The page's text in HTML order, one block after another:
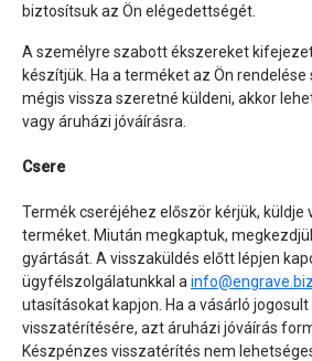
biztosítsuk az Ön elégedettségét.
A személyre szabott ékszereket
készítjük. Ha a terméket az Ön
mégis vissza szeretné küldeni, akkor
vagy áruházi jóváírásra.
Csere
Termék cseréjéhez először kérjük, küldje
terméket. Miután megkaptuk,
gyártását. A visszaküldés előtt lépjen
ügyfélszolgálatunkkal a info@engrave.biz
utasításokat kapjon. Ha a vásárló
visszatérítésére, azt áruházi jóváírás
Készpénzes visszatérítés nem